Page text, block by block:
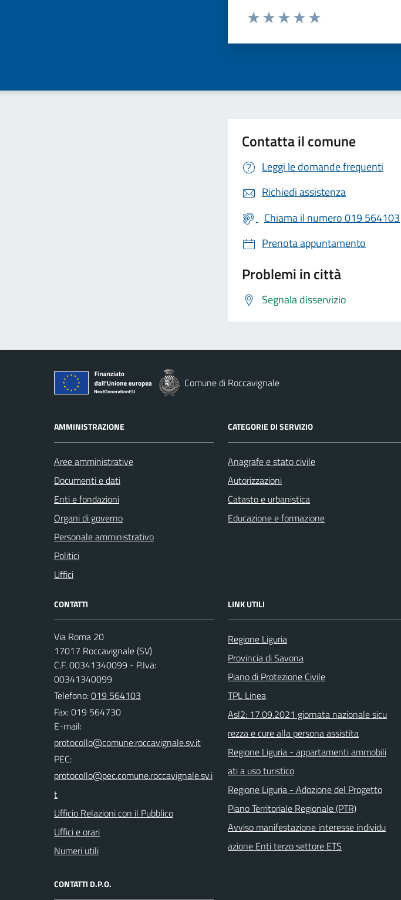
Valuta da 1 a 5 stelle la pagina
Contatta il comune
Leggi le domande frequenti
Richiedi assistenza
Chiama il numero 019 564103
Prenota appuntamento
Problemi in città
Segnala disservizio
Comune di Roccavignale
AMMINISTRAZIONE
Aree amministrative
Documenti e dati
Enti e fondazioni
Organi di governo
Personale amministrativo
Politici
Uffici
CATEGORIE DI SERVIZIO
Anagrafe e stato civile
Autorizzazioni
Catasto e urbanistica
Educazione e formazione
CONTATTI
Via Roma 20
17017 Roccavignale (SV)
C.F. 00341340099 - P.Iva:
00341340099
Telefono:019 564103
Fax: 019 564730
E-mail:
PEC:
Ufficio Relazioni con il Pubblico
Uffici e orari
Numeri utili
CONTATTI D.P.O.
LINK UTILI
Regione Liguria
Provincia di Savona
Piano di Protezione Civile
TPL Linea
Asl2: 17.09.2021 giornata nazionale sicu
rezza e cure alla persona assistita
Regione Liguria - appartamenti ammobili
ati a uso turistico
Regione Liguria - Adozione del Progetto
Piano Territoriale Regionale (PTR)
Avviso manifestazione interesse individu
azione Enti terzo settore ETS